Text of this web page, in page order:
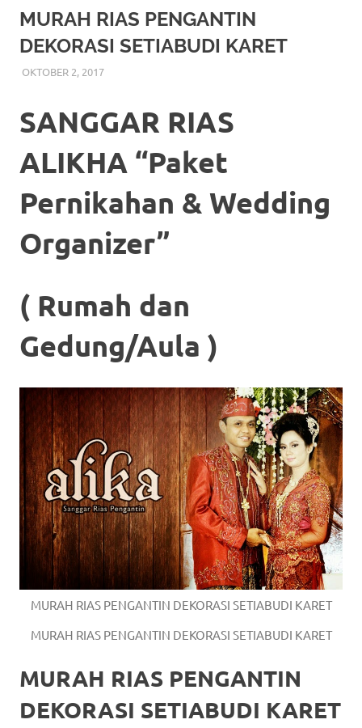
More
hints
rolex
replica.
website
https://www.watchesf.com.
To
more
about
https://www.watchesb.com
go
to
these
guys
https://
his
comment
here
replica
watches.
MURAH RIAS PENGANTIN
DEKORASI SETIABUDI KARET
OKTOBER 2, 2017RIASALIKHA
RIAS
SANGGAR RIAS
ALIKHA “Paket
Pernikahan & Wedding
Organizer”
( Rumah dan
Gedung/Aula )
MURAH RIAS PENGANTIN DEKORASI SETIABUDI KARET
MURAH RIAS PENGANTIN DEKORASI SETIABUDI KARET
MURAH RIAS PENGANTIN
DEKORASI SETIABUDI KARET